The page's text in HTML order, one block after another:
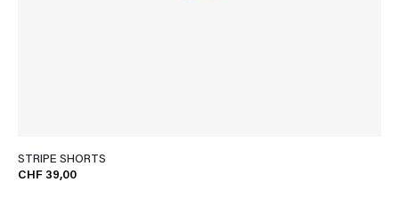
STRIPE SHORTS
CHF 39,00